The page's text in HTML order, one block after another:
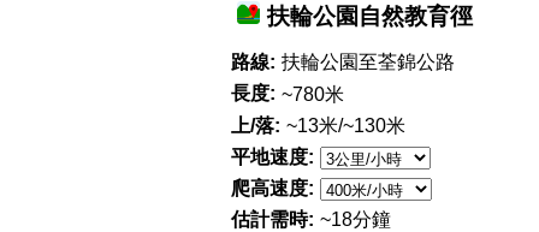
扶輪公園自然教育徑
路線: 扶輪公園至荃錦公路
長度: ~780米
上/落: ~13米/~130米
平地速度:
爬高速度:
估計需時: ~18分鐘